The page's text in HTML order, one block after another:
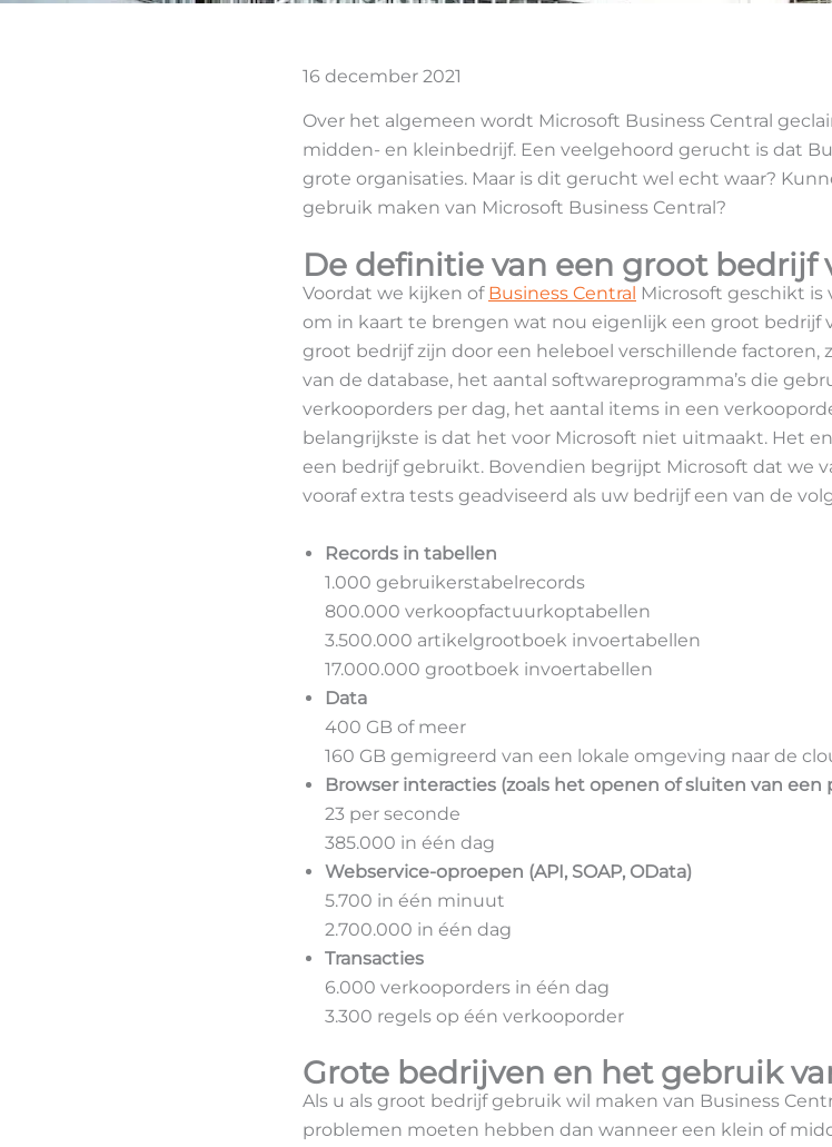
16 december 2021
Over het algemeen wordt Microsoft Business Central
midden- en kleinbedrijf. Een veelgehoord gerucht is dat
grote organisaties. Maar is dit gerucht wel echt waar?
gebruik maken van Microsoft Business Central?
De definitie van een groot bedrijf
Voordat we kijken of Business Central Microsoft geschikt is
om in kaart te brengen wat nou eigenlijk een groot bedrijf
groot bedrijf zijn door een heleboel verschillende factoren,
van de database, het aantal softwareprogramma’s die
verkooporders per dag, het aantal items in een
belangrijkste is dat het voor Microsoft niet uitmaakt. Het
een bedrijf gebruikt. Bovendien begrijpt Microsoft dat we
vooraf extra tests geadviseerd als uw bedrijf een van de
Records in tabellen
1.000 gebruikerstabelrecords
800.000 verkoopfactuurkoptabellen
3.500.000 artikelgrootboek invoertabellen
17.000.000 grootboek invoertabellen
Data
400 GB of meer
160 GB gemigreerd van een lokale omgeving naar de
Browser interacties (zoals het openen of sluiten van
23 per seconde
385.000 in één dag
Webservice-oproepen (API, SOAP, OData)
5.700 in één minuut
2.700.000 in één dag
Transacties
6.000 verkooporders in één dag
3.300 regels op één verkooporder
Grote bedrijven en het gebruik
Als u als groot bedrijf gebruik wil maken van Business
problemen moeten hebben dan wanneer een klein of